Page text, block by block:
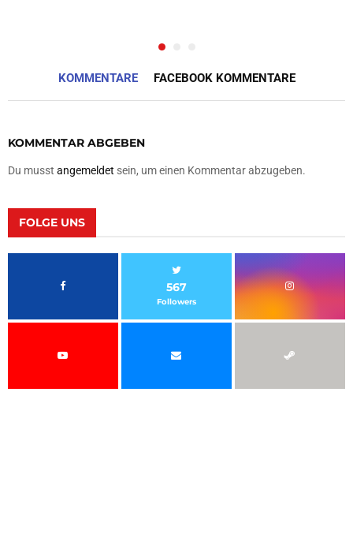
KOMMENTARE FACEBOOK KOMMENTARE
KOMMENTAR ABGEBEN
Du musst angemeldet sein, um einen Kommentar abzugeben.
FOLGE UNS
567
Followers